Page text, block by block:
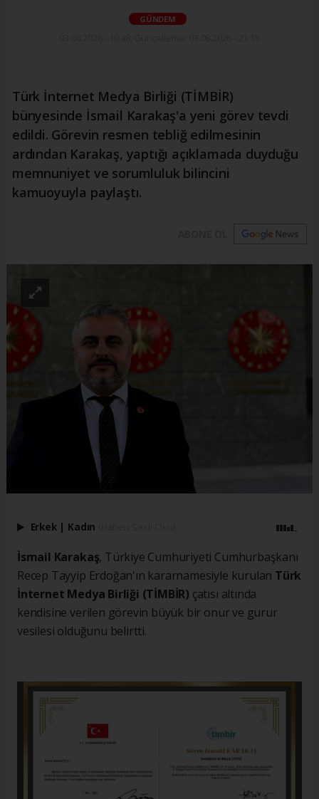
GÜNDEM
Türk İnternet Medya Birliği (TİMBİR)
bünyesinde İsmail Karakaş'a yeni görev tevdi
edildi. Görevin resmen tebliğ edilmesinin
ardından Karakaş, yaptığı açıklamada duyduğu
memnuniyet ve sorumluluk bilincini
kamuoyuyla paylaştı.
Erkek | Kadın
İsmail Karakaş, Türkiye Cumhuriyeti Cumhurbaşkanı
Recep Tayyip Erdoğan'ın kararnamesiyle kurulan Türk
İnternet Medya Birliği (TİMBİR) çatısı altında
kendisine verilen görevin büyük bir onur ve gurur
vesilesi olduğunu belirtti.